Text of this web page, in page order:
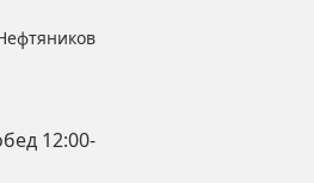
12:00-